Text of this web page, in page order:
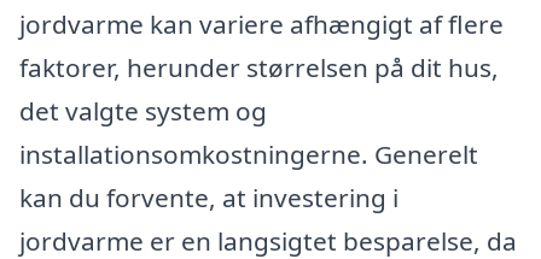
jordvarme kan variere afhængigt af flere
faktorer, herunder størrelsen på dit hus,
det valgte system og
installationsomkostningerne. Generelt
kan du forvente, at investering i
jordvarme er en langsigtet besparelse, da